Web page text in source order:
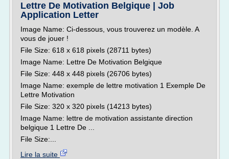
Lettre De Motivation Belgique | Job
Application Letter
Image Name: Ci-dessous, vous trouverez un modèle. A
vous de jouer !
File Size: 618 x 618 pixels (28711 bytes)
Image Name: Lettre De Motivation Belgique
File Size: 448 x 448 pixels (26706 bytes)
Image Name: exemple de lettre motivation 1 Exemple De
Lettre Motivation
File Size: 320 x 320 pixels (14213 bytes)
Image Name: lettre de motivation assistante direction
belgique 1 Lettre De ...
File Size:...
Lire la suite